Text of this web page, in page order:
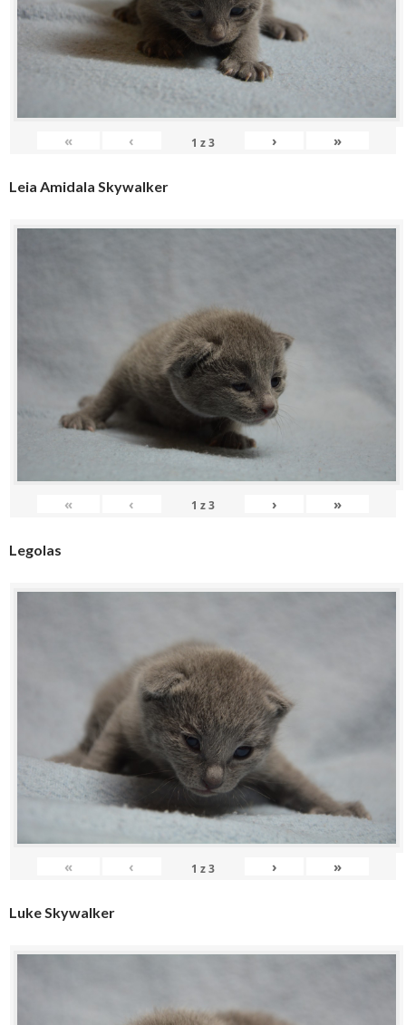
« ‹ 1 z3 › »
Leia Amidala Skywalker
« ‹ 1 z3 › »
Legolas
« ‹ 1 z3 › »
Luke Skywalker